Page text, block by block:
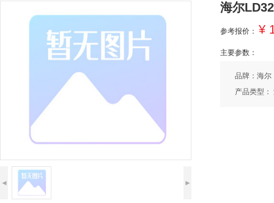
►
◄
海尔
参考报价： ¥
主要参数：
品牌：海尔
产品类型：